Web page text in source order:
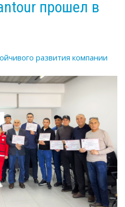
прошел в
развития компании